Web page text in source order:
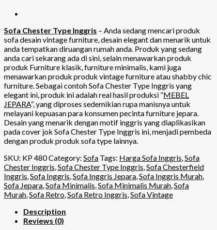
Sofa Chester Type Inggris – Anda sedang mencari produk
sofa desain vintage furniture, desain elegant dan menarik untuk
anda tempatkan diruangan rumah anda. Produk yang sedang
anda cari sekarang ada di sini, selain menawarkan produk
produk Furniture klasik, furniture minimalis, kami juga
menawarkan produk produk vintage furniture atau shabby chic
furniture. Sebagai contoh Sofa Chester Type Inggris yang
elegant ini, produk ini adalah real hasil produksi “MEBEL
JEPARA“, yang diproses sedemikian rupa manisnya untuk
melayani kepuasan para konsumen pecinta furniture jepara.
Desain yang menarik dengan motif inggris yang diaplikasikan
pada cover jok Sofa Chester Type Inggris ini, menjadi pembeda
dengan produk produk sofa type lainnya.
SKU: KP 480Category: Sofa Tags: Harga Sofa Inggris,Sofa
Chester Inggris,Sofa Chester Type Inggris,Sofa Chesterfield
Inggris,Sofa Inggris,Sofa Inggris Jepara,Sofa Inggris Murah,
Sofa Jepara,Sofa Minimalis,Sofa Minimalis Murah,Sofa
Murah,Sofa Retro,Sofa Retro Inggris,Sofa Vintage
Description
Reviews (0)